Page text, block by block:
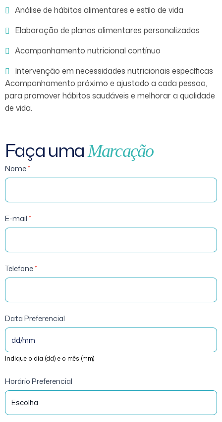
Análise de hábitos alimentares e estilo de vida
Elaboração de planos alimentares personalizados
Acompanhamento nutricional contínuo
Intervenção em necessidades nutricionais específicas
Acompanhamento próximo e ajustado a cada pessoa,
para promover hábitos saudáveis e melhorar a qualidade
de vida.
Faça umaMarcação
Nutrição -
Marcação
Nome*
E-mail*
Telefone*
Data Preferencial
Indique o dia (dd) e o mês (mm)
Horário Preferencial